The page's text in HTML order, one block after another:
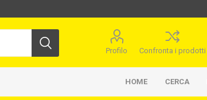
Profilo Confronta i prodotti
HOME CERCA